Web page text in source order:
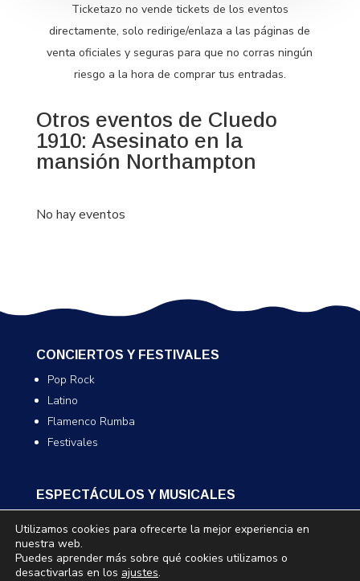
Ticketazo no vende tickets de los eventos
directamente, solo redirige/enlaza a las páginas de
venta oficiales y seguras para que no corras ningún
riesgo a la hora de comprar tus entradas.
Otros eventos de Cluedo
1910: Asesinato en la
mansión Northampton
No hay eventos
CONCIERTOS Y FESTIVALES
Pop Rock
Latino
Flamenco Rumba
Festivales
ESPECTÁCULOS Y MUSICALES
Musicales
Infantil y familiar
Utilizamos cookies para ofrecerte la mejor experiencia en
nuestra web.
Puedes aprender más sobre qué cookies utilizamos o
desactivarlas en los ajustes.